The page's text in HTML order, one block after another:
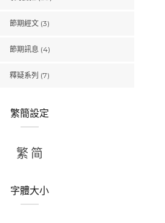
節期經文 (3)
節期訊息 (4)
釋疑系列 (7)
繁簡設定
繁 简
字體大小